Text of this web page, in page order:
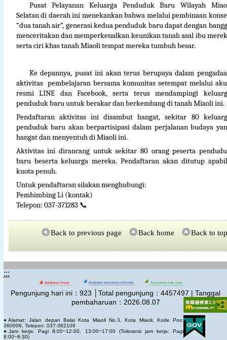
Pusat Pelayanan Keluarga Penduduk Baru Wilayah
Selatan di daerah ini menekankan bahwa melalui pembinaan
“dua tanah air”, generasi kedua penduduk baru dapat dengan
menceritakan dan memperkenalkan keunikan tanah asal ibu
serta ciri khas tanah Miaoli tempat mereka tumbuh besar.
Ke depannya, pusat ini akan terus berupaya dalam
aktivitas pembelajaran bersama komunitas setempat melalui
resmi LINE dan Facebook, serta terus mendampingi
penduduk baru untuk berakar dan berkembang di tanah Miaoli ini.
Pendaftaran aktivitas ini disambut hangat, sekitar 80
penduduk baru akan berpartisipasi dalam perjalanan budaya
hangat dan menyentuh di Miaoli ini.
Aktivitas ini dirancang untuk sekitar 80 orang peserta
baru beserta keluarga mereka. Pendaftaran akan ditutup
kuota penuh.
Untuk pendaftaran silakan menghubungi:
Pembimbing Li (kontak)
Telepon: 037-371283 📞
Back to previous page Back home Back to top
:::
Pengunjung hari ini：923 │Total pengunjung：4457497 | Tanggal
pembaharuan：2026.08.07
●Alamat: Jalan depan Balai Kota Miaoli No.3, Kota Miaoli, Kode Pos:
360006, Telepon: 037-362109
●Jam kerja: Pagi 8:00~12:00, 13:00~17:00 (Toleransi jam kerja: Pagi
8:00~8:30)